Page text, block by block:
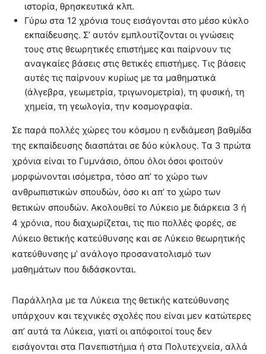
ιστορία, θρησκευτικά κλπ.
Γύρω στα 12 χρόνια τους εισάγονται στο μέσο κύκλο
εκπαίδευσης. Σ’ αυτόν εμπλουτίζονται οι γνώσεις
τους στις θεωρητικές επιστήμες και παίρνουν τις
αναγκαίες βάσεις στις θετικές επιστήμες. Τις βάσεις
αυτές τις παίρνουν κυρίως με τα μαθηματικά
(άλγεβρα, γεωμετρία, τριγωνομετρία), τη φυσική, τη
χημεία, τη γεωλογία, την κοσμογραφία.
Σε παρά πολλές χώρες του κόσμου η ενδιάμεση βαθμίδα
της εκπαίδευσης διασπάται σε δύο κύκλους. Τα 3 πρώτα
χρόνια είναι το Γυμνάσιο, όπου όλοι όσοι φοιτούν
μορφώνονται ισόμετρα, τόσο απ’ το χώρο των
ανθρωπιστικών σπουδών, όσο κι απ’ το χώρο των
θετικών σπουδών. Ακολουθεί το Λύκειο με διάρκεια 3 ή
4 χρόνια, που διαχωρίζεται, τις πιο πολλές φορές, σε
Λύκειο θετικής κατεύθυνσης και σε Λύκειο θεωρητικής
κατεύθυνσης μ’ ανάλογο προσανατολισμό των
μαθημάτων που διδάσκονται.
Παράλληλα με τα Λύκεια της θετικής κατεύθυνσης
υπάρχουν και τεχνικές σχολές που είναι μεν κατώτερες
απ’ αυτά τα Λύκεια, γιατί οι απόφοιτοί τους δεν
εισάγονται στα Πανεπιστήμια ή στα Πολυτεχνεία, αλλά